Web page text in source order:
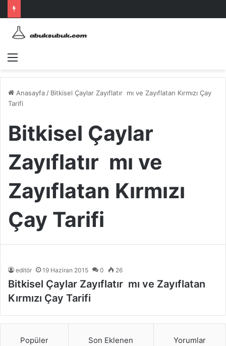
Menü
Anasayfa / Bitkisel Çaylar Zayıflatır mı ve Zayıflatan Kırmızı Çay
Tarifi
Bitkisel Çaylar
Zayıflatır mı ve
Zayıflatan Kırmızı
Çay Tarifi
editör 19 Haziran 2015 0 26
Bitkisel Çaylar Zayıflatır mı ve Zayıflatan
Kırmızı Çay Tarifi
Popüler Son Eklenen Yorumlar